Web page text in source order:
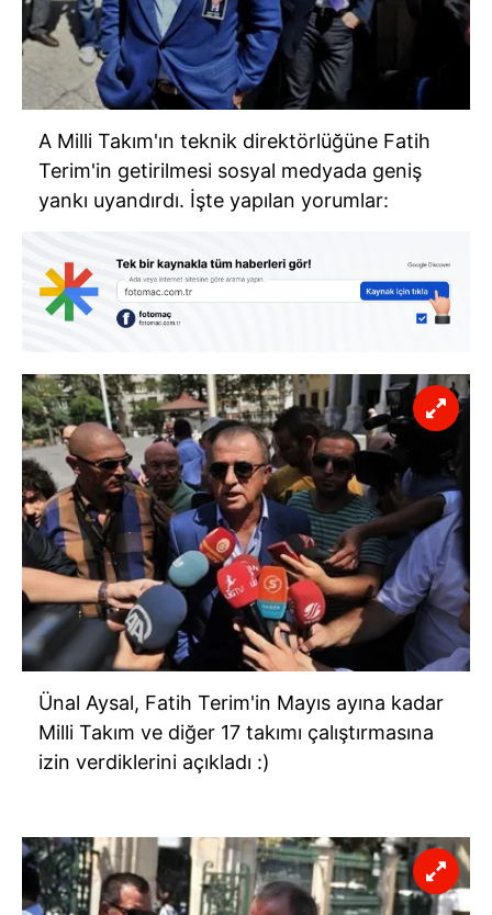
A Milli Takım'ın teknik direktörlüğüne Fatih
Terim'in getirilmesi sosyal medyada geniş
yankı uyandırdı. İşte yapılan yorumlar:
Ünal Aysal, Fatih Terim'in Mayıs ayına kadar
Milli Takım ve diğer 17 takımı çalıştırmasına
izin verdiklerini açıkladı :)